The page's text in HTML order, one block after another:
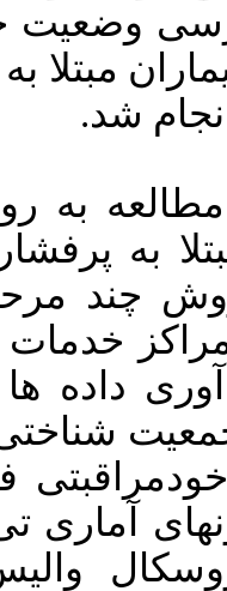
و
فشارخون بالا
توصیفی–
پرفشاری خون شهر
مرحله ای از بین
جامع سلامت
انتخاب شدند. ابزار جمع آوری داده ها پرسشنامه 3
و پرسشنامه
بود.
تست، آنالیز
همبستگی